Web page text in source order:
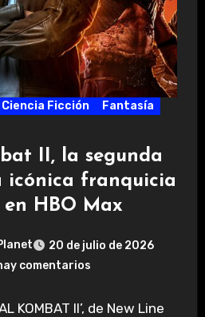
Ciencia Ficción
Fantasía
II, la segunda
icónica franquicia
HBO Max
20 de julio de 2026
comentarios
KOMBAT II’, de New Line